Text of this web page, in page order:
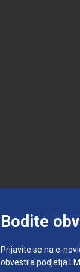
Bodite
Prijavite se na e-
obvestila podjetja